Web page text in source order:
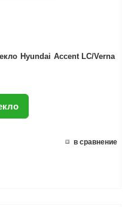
Hyundai Accent LC/Verna
в сравнение